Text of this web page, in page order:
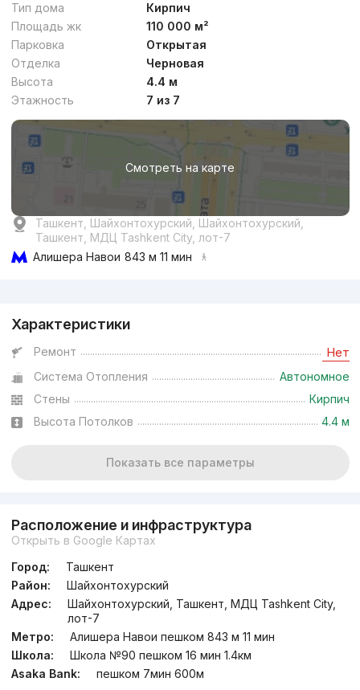
от /м²
Сдан,Luiza
3к квартира, 72 м²
+998 (90) 990...
от23.6 млн сум
Сдан,Rieltor16
3к квартира, 72 м²
+998 (93) 570...
Тип дома
Кирпич
Площадь жк
110 000 м²
Парковка
Открытая
Отделка
Черновая
Высота
4.4 м
Этажность
7 из 7
Смотреть на карте
Ташкент, Шайхонтохурский, Шайхонтохурский,
Ташкент, МДЦ Tashkent City, лот-7
Алишера Навои 843 м 11 мин
Характеристики
Ремонт Нет
Система Отопления
Автономное
Стены
Кирпич
Высота Потолков
4.4 м
Показать все параметры
Расположение и инфраструктура
Открыть в Google Картах
Город:
Ташкент
Район:
Шайхонтохурский
Адрес:
Шайхонтохурский, Ташкент, МДЦ Tashkent City,
лот-7
Метро:
Алишера Навои пешком 843 м 11 мин
Школа:
Школа №90 пешком 16 мин 1.4км
Asaka Bank:
пешком 7мин 600м